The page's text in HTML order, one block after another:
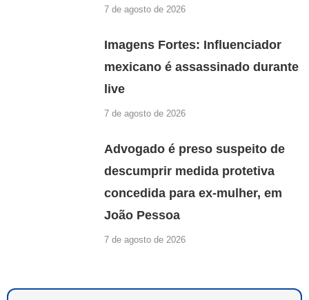
7 de agosto de 2026
Imagens Fortes: Influenciador
mexicano é assassinado durante
live
7 de agosto de 2026
Advogado é preso suspeito de
descumprir medida protetiva
concedida para ex-mulher, em
João Pessoa
7 de agosto de 2026